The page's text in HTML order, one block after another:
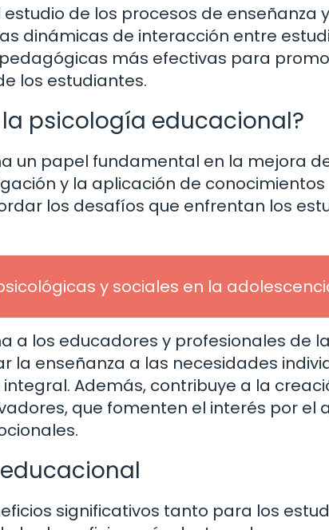
de los procesos de enseñanza
dinámicas de interacción entre
más efectivas para
los estudiantes.
psicología educacional?
un papel fundamental en la mejora
y la aplicación de conocimientos
los desafíos que enfrentan los
y sociales en la
a los educadores y profesionales de
enseñanza a las necesidades
Además, contribuye a la
que fomenten el interés por el
significativos tanto para los